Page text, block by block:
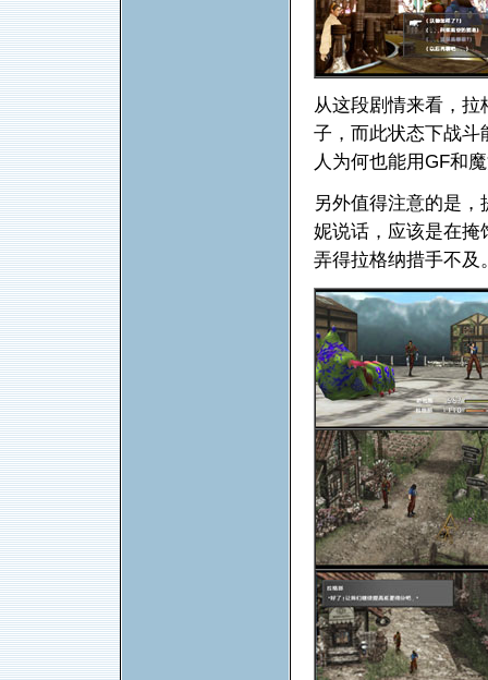
从这段剧情来看，
子，而此状态下战斗
人为何也能用GF和
另外值得注意的是
妮说话，应该是在掩
弄得拉格纳措手不及